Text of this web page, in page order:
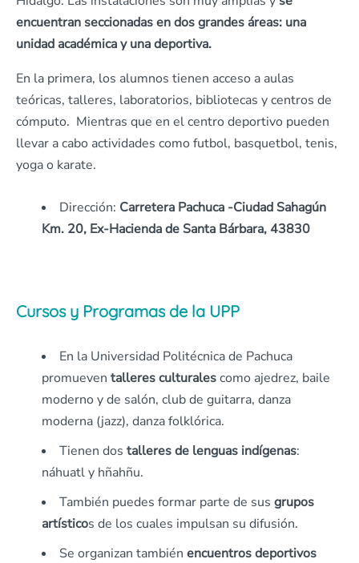
encuentran seccionadas en dos grandes áreas: una
unidad académica y una deportiva.
En la primera, los alumnos tienen acceso a aulas
teóricas, talleres, laboratorios, bibliotecas y centros de
cómputo. Mientras que en el centro deportivo pueden
llevar a cabo actividades como futbol, basquetbol, tenis,
yoga o karate.
Dirección: Carretera Pachuca -Ciudad Sahagún
Km. 20, Ex-Hacienda de Santa Bárbara, 43830
Cursos y Programas de la UPP
En la Universidad Politécnica de Pachuca
promueven talleres culturalescomo ajedrez, baile
moderno y de salón, club de guitarra, danza
moderna (jazz), danza folklórica.
Tienen dos talleres de lenguas indígenas:
náhuatl y hñahñu.
También puedes formar parte de sus grupos
artísticos de los cuales impulsan su difusión.
Se organizan también encuentros deportivos